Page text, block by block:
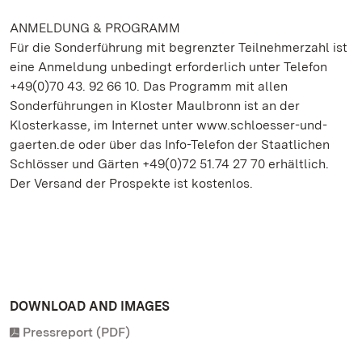
ANMELDUNG & PROGRAMM
Für die Sonderführung mit begrenzter Teilnehmerzahl ist
eine Anmeldung unbedingt erforderlich unter Telefon
+49(0)70 43. 92 66 10. Das Programm mit allen
Sonderführungen in Kloster Maulbronn ist an der
Klosterkasse, im Internet unter www.schloesser-und-
gaerten.de oder über das Info-Telefon der Staatlichen
Schlösser und Gärten +49(0)72 51.74 27 70 erhältlich.
Der Versand der Prospekte ist kostenlos.
DOWNLOAD AND IMAGES
Pressreport (PDF)